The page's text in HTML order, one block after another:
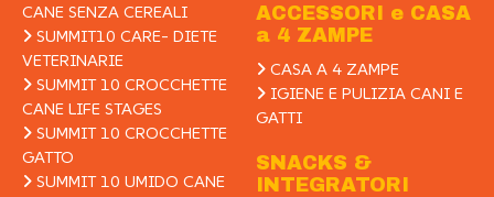
CANE SENZA CEREALI
SUMMIT10 CARE- DIETE
VETERINARIE
SUMMIT 10 CROCCHETTE
CANE LIFE STAGES
SUMMIT 10 CROCCHETTE
GATTO
SUMMIT 10 UMIDO CANE
ACCESSORI e CASA
a 4 ZAMPE
CASA A 4 ZAMPE
IGIENE E PULIZIA CANI E
GATTI
SNACKS &
INTEGRATORI